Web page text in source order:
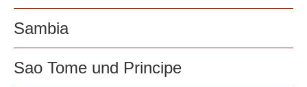
Sambia
Sao Tome und Principe